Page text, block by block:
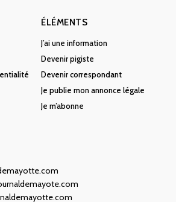
ÉLÉMENTS
J’ai une information
Devenir pigiste
Devenir correspondant
Je publie mon annonce légale
Je m’abonne